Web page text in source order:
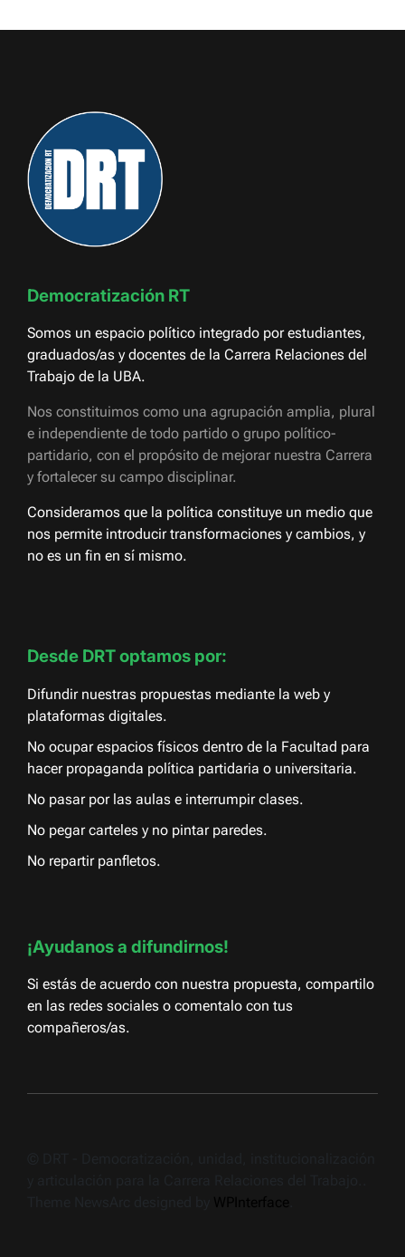
Democratización RT
Somos un espacio político integrado por estudiantes,
graduados/as y docentes de la Carrera Relaciones del
Trabajo de la UBA.
Nos constituimos como una agrupación amplia, plural
e independiente de todo partido o grupo político-
partidario, con el propósito de mejorar nuestra Carrera
y fortalecer su campo disciplinar.
Consideramos que la política constituye un medio que
nos permite introducir transformaciones y cambios, y
no es un fin en sí mismo.
Desde DRT optamos por:
Difundir nuestras propuestas mediante la web y
plataformas digitales.
No ocupar espacios físicos dentro de la Facultad para
hacer propaganda política partidaria o universitaria.
No pasar por las aulas e interrumpir clases.
No pegar carteles y no pintar paredes.
No repartir panfletos.
¡Ayudanos a difundirnos!
Si estás de acuerdo con nuestra propuesta, compartilo
en las redes sociales o comentalo con tus
compañeros/as.